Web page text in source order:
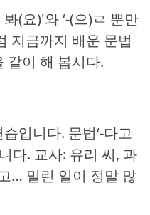
(요)'와 ‘-(으)ㄹ 뿐만
지금까지 배운 문법
같이 해 봅시다.
입니다. 문법‘-다고
다. 교사: 유리 씨, 과
… 밀린 일이 정말 많